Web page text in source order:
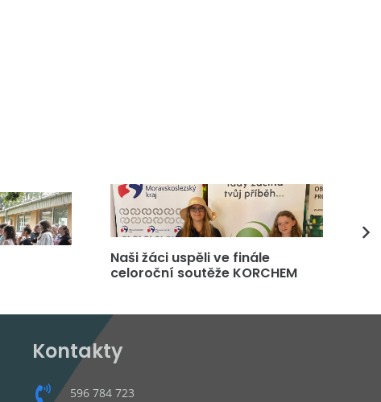
Naši žáci uspěli ve finále
celoroční soutěže KORCHEM
Kontakty
596 784 723